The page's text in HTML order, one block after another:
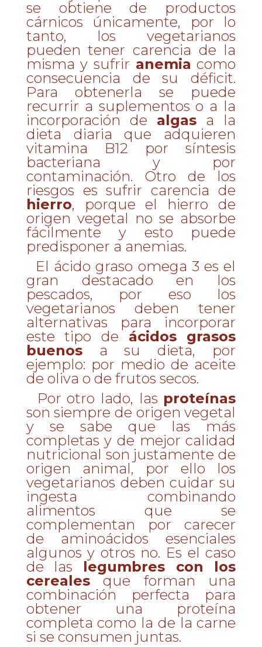
se obtiene de productos
cárnicos únicamente, por lo
tanto, los vegetarianos
pueden tener carencia de la
misma y sufrir anemia como
consecuencia de su déficit.
Para obtenerla se puede
recurrir a suplementos o a la
incorporación de algas a la
dieta diaria que adquieren
vitamina B12 por síntesis
bacteriana y por
contaminación. Otro de los
riesgos es sufrir carencia de
hierro, porque el hierro de
origen vegetal no se absorbe
fácilmente y esto puede
predisponer a anemias.
El ácido graso omega 3 es el
gran destacado en los
pescados, por eso los
vegetarianos deben tener
alternativas para incorporar
este tipo de ácidos grasos
buenosa su dieta, por
ejemplo: por medio de aceite
de oliva o de frutos secos.
Por otro lado, las proteínas
son siempre de origen vegetal
y se sabe que las más
completas y de mejor calidad
nutricional son justamente de
origen animal, por ello los
vegetarianos deben cuidar su
ingesta combinando
alimentos que se
complementan por carecer
de aminoácidos esenciales
algunos y otros no. Es el caso
de las legumbres con los
cerealesque forman una
combinación perfecta para
obtener una proteína
completa como la de la carne
si se consumen juntas.